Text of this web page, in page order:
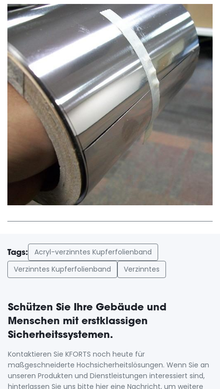
Tags:
Acryl-verzinntes Kupferfolienband
Verzinntes Kupferfolienband
Verzinntes
Schützen Sie Ihre Gebäude und
Menschen mit erstklassigen
Sicherheitssystemen.
Kontaktieren Sie KFORTS noch heute für
maßgeschneiderte Hochsicherheitslösungen. Wenn Sie an
unseren Produkten und Dienstleistungen interessiert sind,
hinterlassen Sie uns bitte hier eine Nachricht, um weitere